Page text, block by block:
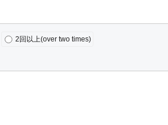
2回以上(over two times)